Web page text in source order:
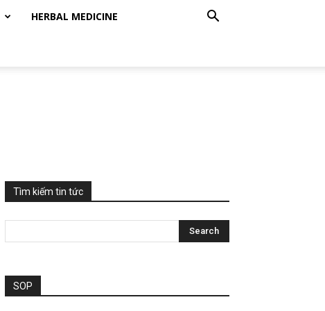
HERBAL MEDICINE
Tìm kiếm tin tức
SOP